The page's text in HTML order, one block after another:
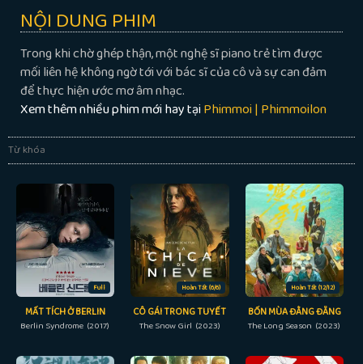
NỘI DUNG PHIM
Trong khi chờ ghép thận, một nghệ sĩ piano trẻ tìm được
mối liên hệ không ngờ tới với bác sĩ của cô và sự can đảm
để thực hiện ước mơ âm nhạc.
Xem thêm nhiều phim mới hay tạiPhimmoi | Phimmoilon
Từ khóa
Full
MẤT TÍCH Ở BERLIN
Berlin Syndrome (2017)
Hoàn Tất (6/6)
CÔ GÁI TRONG TUYẾT
The Snow Girl (2023)
Hoàn Tất (12/12)
BỐN MÙA ĐẰNG ĐẴNG
The Long Season (2023)